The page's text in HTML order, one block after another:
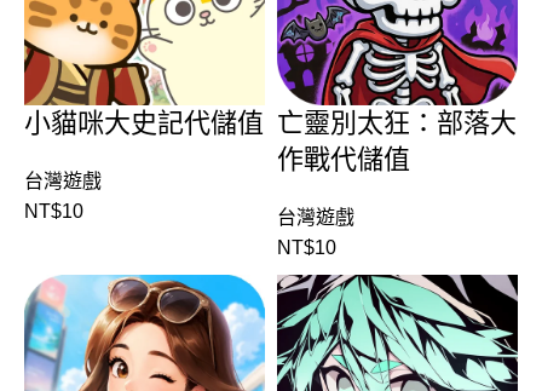
小貓咪大史記代儲值
台灣遊戲
NT$10
亡靈別太狂：部落大
作戰代儲值
台灣遊戲
NT$10